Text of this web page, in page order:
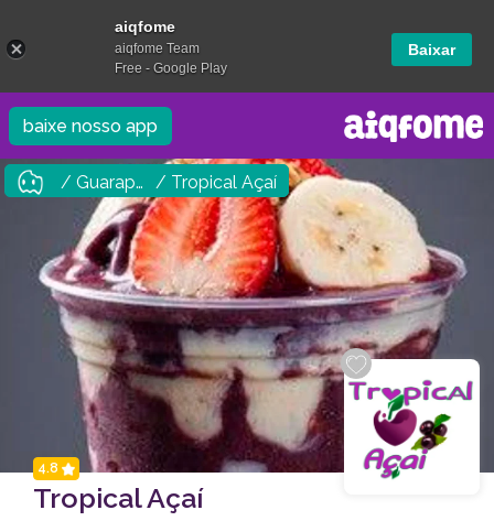
baixe nosso app
/ Guarapuava / Tropical Açaí
4.8
Tropical Açaí
aiqfome
aiqfome Team
Free - Google Play
Baixar